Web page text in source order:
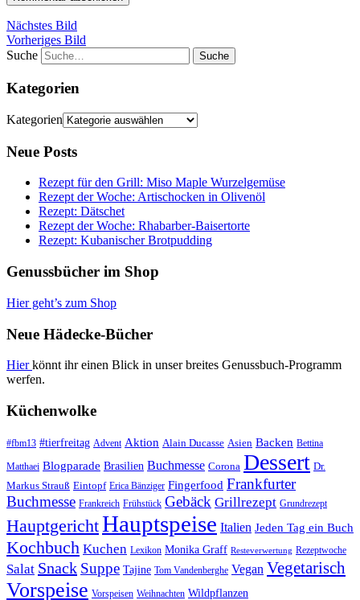
Nächstes Bild
Vorheriges Bild
Suche
Kategorien
Kategorien
Neue Posts
Rezept für den Grill: Miso Maple Wurzelgemüse
Rezept der Woche: Artischocken in Olivenöl
Rezept: Dätschet
Rezept der Woche: Rhabarber-Baisertorte
Rezept: Kubanischer Brotpudding
Genussbücher im Shop
Hier geht’s zum Shop
Neue Hädecke-Bücher
Hierkönnt ihr einen Blick in unser breites Genussbuch-Programm
werfen.
Küchenwolke
#fbm13 #tierfreitag Advent Aktion Alain Ducasse Asien Backen Bettina
Matthaei Blogparade Brasilien Buchmesse Corona Dessert Dr.
Markus Strauß Eintopf Erica Bänziger Fingerfood Frankfurter
Buchmesse Frankreich Frühstück Gebäck Grillrezept Grundrezept
HauptgerichtHauptspeise Italien Jeden Tag ein Buch
Kochbuch Kuchen Lexikon Monika Graff Resteverwertung Rezeptwoche
Salat Snack Suppe Tajine Tom Vandenberghe Vegan Vegetarisch
Vorspeise Vorspeisen Weihnachten Wildpflanzen